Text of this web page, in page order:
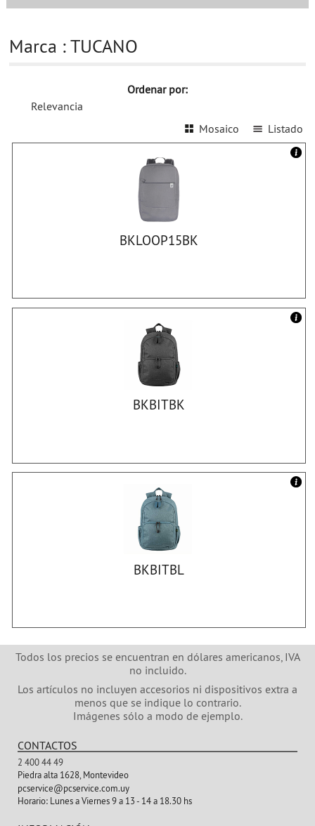
Marca : TUCANO
Ordenar por:
Relevancia
Listado
Mosaico
BKLOOP15BK
BKBITBK
BKBITBL
Todos los precios se encuentran en dólares americanos, IVA
no incluido.
Los artículos no incluyen accesorios ni dispositivos extra a
menos que se indique lo contrario.
Imágenes sólo a modo de ejemplo.
CONTACTOS
2 400 44 49
Piedra alta 1628, Montevideo
pcservice@pcservice.com.uy
Horario:Lunes a Viernes 9 a 13 - 14 a 18.30 hs